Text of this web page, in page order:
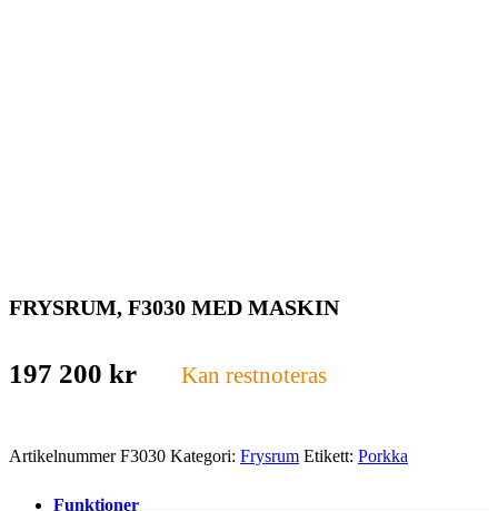
FRYSRUM, F3030 MED MASKIN
197 200 kr Kan restnoteras
ArtikelnummerF3030 Kategori: Frysrum Etikett: Porkka
Funktioner